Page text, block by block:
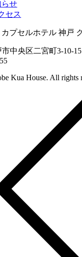
らせ
セス
市中央区二宮町3-10-15